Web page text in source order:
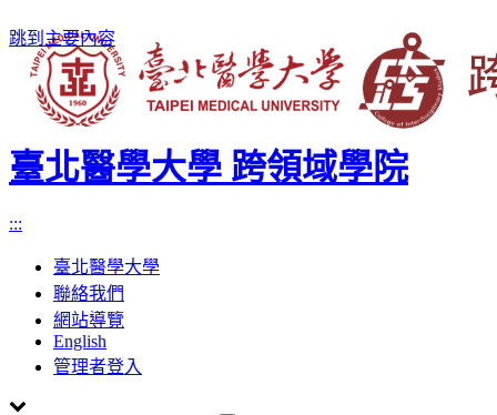
跳到主要內容
臺北醫學大學 跨領域學院
:::
臺北醫學大學
聯絡我們
網站導覽
English
管理者登入